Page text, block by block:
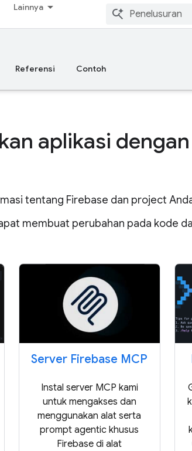
Lainnya
Referensi Contoh
aplikasi
tentang Firebase dan project
membuat perubahan pada kode
Server Firebase MCP
Instal server MCP kami
untuk mengakses dan
menggunakan alat serta
prompt agentic khusus
Firebase di alat